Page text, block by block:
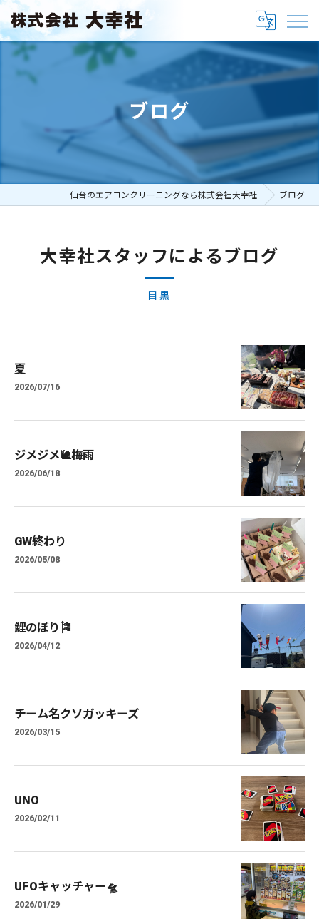
ブログ
仙台のエアコンクリーニングなら株式会社大幸社 ブログ
大幸社スタッフによるブログ
目黒
夏
2026/07/16
ジメジメ🐌梅雨
2026/06/18
GW終わり
2026/05/08
鯉のぼり🎏
2026/04/12
チーム名クソガッキーズ
2026/03/15
UNO
2026/02/11
UFOキャッチャー🛸
2026/01/29